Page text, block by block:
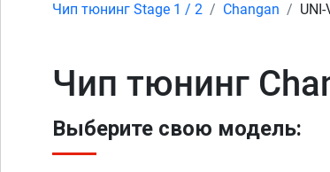
Чип тюнинг Stage 1 / 2 Changan UNI-
Чип тюнинг
Выберите свою модель: